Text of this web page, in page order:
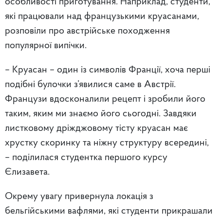
які працювали над французькими круасанами,
розповіли про австрійське походження
популярної випічки.
– Круасан – один із символів Франції, хоча перші
подібні булочки з’явилися саме в Австрії.
Французи вдосконалили рецепт і зробили його
таким, яким ми знаємо його сьогодні. Завдяки
листковому дріжджовому тісту круасан має
хрустку скоринку та ніжну структуру всередині,
– поділилася студентка першого курсу
Єлизавета.
Окрему увагу привернула локація з
бельгійськими вафлями, які студенти прикрашали